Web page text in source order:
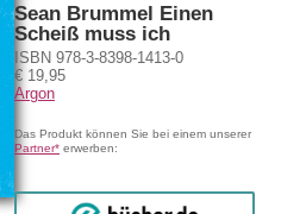
Sean Brummel Einen
Scheiß muss ich
ISBN 978-3-8398-1413-0
€ 19,95
Argon
Das Produkt können Sie bei einem unserer
Partner* erwerben: